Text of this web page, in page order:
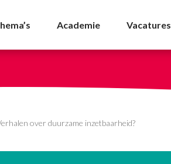
- NVDA
Academie Vacatures
over duurzame inzetbaarheid?